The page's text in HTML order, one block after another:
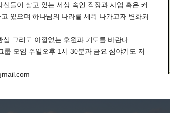
들이 살고 있는 세상 속인 직장과 사업 혹은 커
있으며 하나님의 나라를 세워 나가고자 변화되
그리고 아낌없는 후원과 기도를 바란다.
모임 주일오후 1시 30분과 금요 심야기도 저